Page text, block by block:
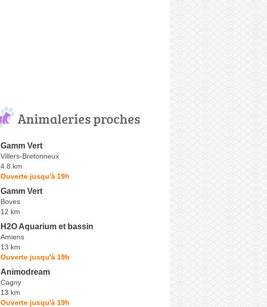
Animaleries proches
Gamm Vert
Villers-Bretonneux
4.8 km
Ouverte jusqu'à 19h
Gamm Vert
Boves
12 km
H2O Aquarium et bassin
Amiens
13 km
Ouverte jusqu'à 19h
Animodream
Cagny
13 km
Ouverte jusqu'à 19h